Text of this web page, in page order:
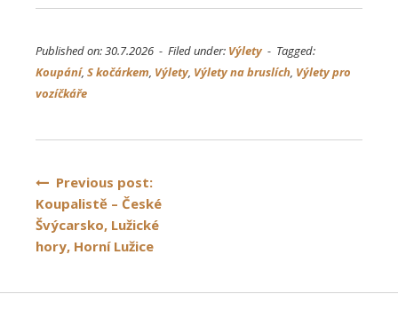
Published on: 30.7.2026 - Filed under: Výlety- Tagged:
Koupání, S kočárkem, Výlety, Výlety na bruslích, Výlety pro
vozíčkáře
Navigace
pro
příspěvek
Previous post:
Koupalistě – České
Švýcarsko, Lužické
hory, Horní Lužice